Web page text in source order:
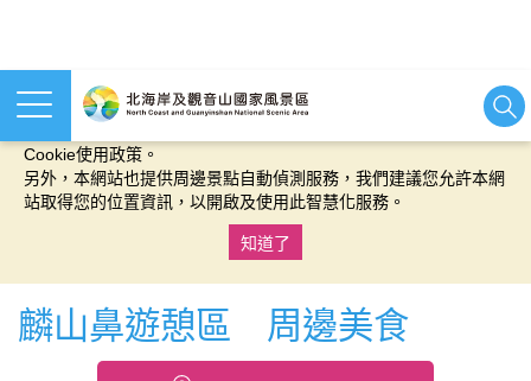
本網站使用cookies等相關技術以持續優化網站服務，並有助於為
Cookie使用政策。
另外，本網站也提供周邊景點自動偵測服務，我們建議您允許本網
站取得您的位置資訊，以開啟及使用此智慧化服務。
知道了
麟山鼻遊憩區 周邊美食